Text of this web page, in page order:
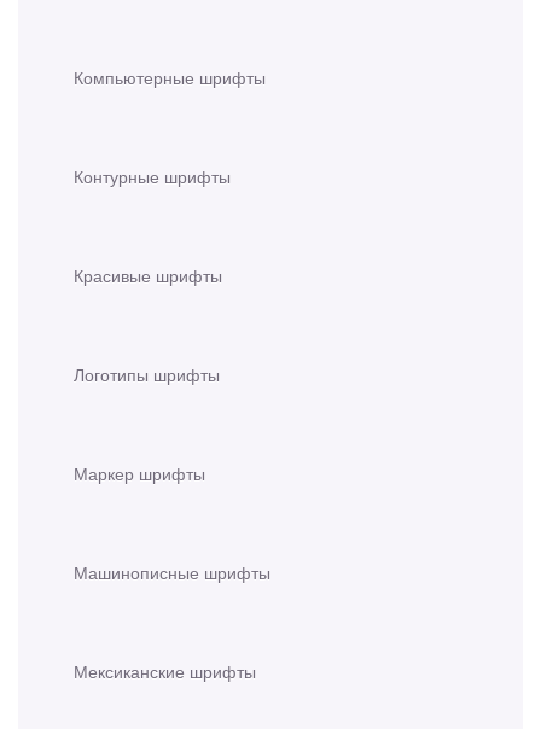
Компьютерные шрифты
Контурные шрифты
Красивые шрифты
Логотипы шрифты
Маркер шрифты
Машинописные шрифты
Мексиканские шрифты